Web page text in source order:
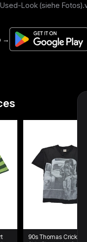
Look (siehe
90s Thomas Crickmay